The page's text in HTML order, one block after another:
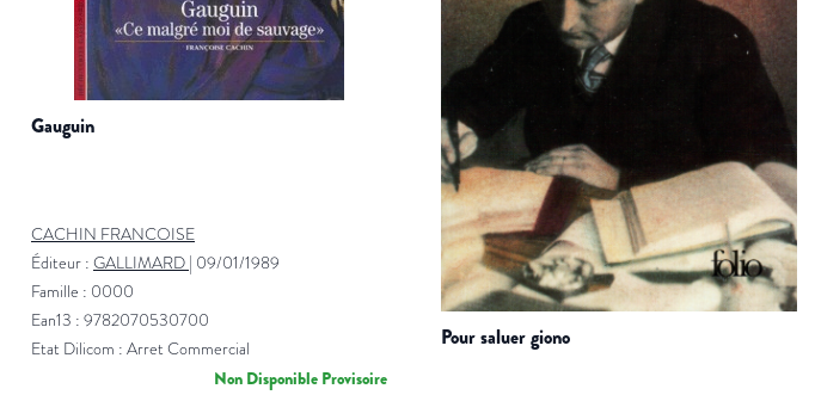
gauguin
CACHIN FRANCOISE
Éditeur : GALLIMARD | 09/01/1989
Famille : 0000
Ean13 : 9782070530700
Etat Dilicom : Arret Commercial
Non Disponible Provisoire
pour saluer giono